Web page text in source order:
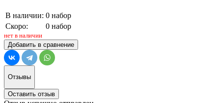
В наличии: 0 набор
Скоро:
0 набор
нет в наличии
Добавить в сравнение
Отзывы
Оставить отзыв